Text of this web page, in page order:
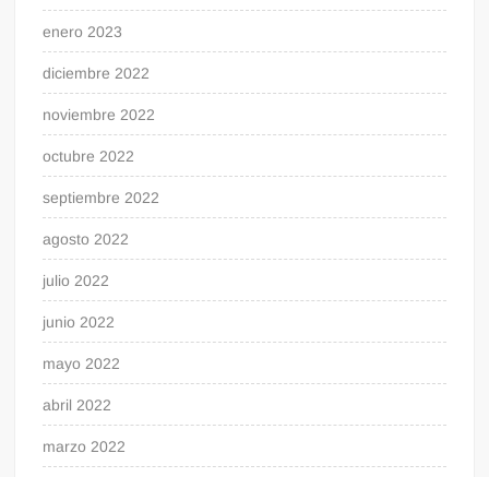
enero 2023
diciembre 2022
noviembre 2022
octubre 2022
septiembre 2022
agosto 2022
julio 2022
junio 2022
mayo 2022
abril 2022
marzo 2022